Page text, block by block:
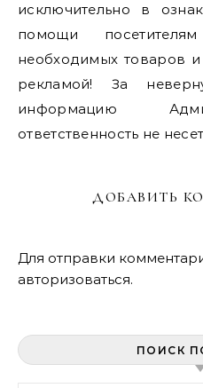
исключительно в
помощи
необходимых товаров
рекламой! За
информацию
ответственность не
ДОБАВИТЬ
Для отправки
авторизоваться.
ПОИСК